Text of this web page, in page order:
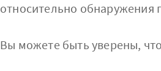
относительно обнаружения
Вы можете быть уверены,